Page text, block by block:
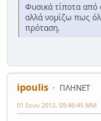
Φυσικά τίποτα από
αλλά νομίζω πως
πρόταση.
ipoulis
ΠΛΗΝΕΤ
01 Ιουν 2012, 09:46:45 ΜΜ